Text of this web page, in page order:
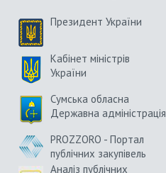
Президент України
Кабінет міністрів
України
Сумська обласна
Державна адміністрація
PROZZORO - Портал
публічних закупівель
Аналіз публічних